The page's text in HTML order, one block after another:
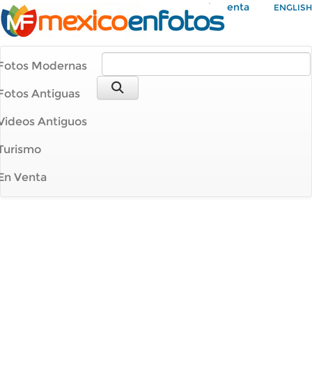
Mi Cuenta ENGLISH
Modernas
Antiguas
Antiguos
Venta